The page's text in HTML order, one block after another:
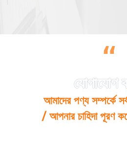
“
আমাদের পণ্য সম্পর্কে
/ আপনার চাহিদা পূরণ